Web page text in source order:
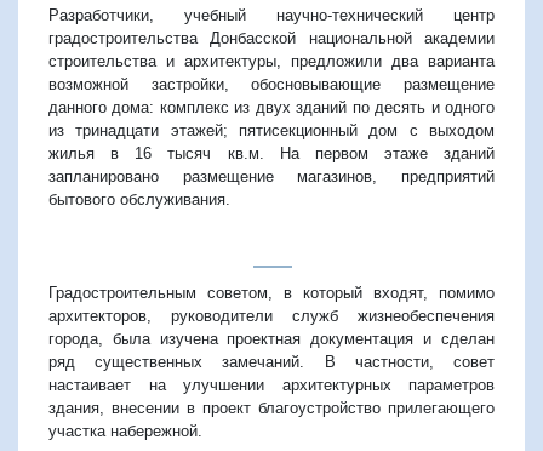
Разработчики, учебный научно-технический центр
градостроительства Донбасской национальной академии
строительства и архитектуры, предложили два варианта
возможной застройки, обосновывающие размещение
данного дома: комплекс из двух зданий по десять и одного
из тринадцати этажей; пятисекционный дом с выходом
жилья в 16 тысяч кв.м. На первом этаже зданий
запланировано размещение магазинов, предприятий
бытового обслуживания.
Градостроительным советом, в который входят, помимо
архитекторов, руководители служб жизнеобеспечения
города, была изучена проектная документация и сделан
ряд существенных замечаний. В частности, совет
настаивает на улучшении архитектурных параметров
здания, внесении в проект благоустройство прилегающего
участка набережной.